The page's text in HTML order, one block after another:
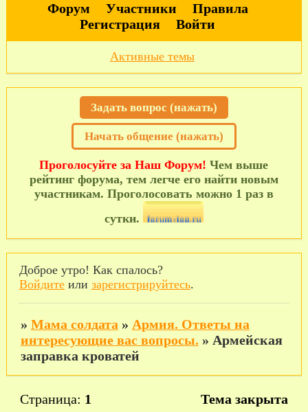
Форум Участники
Правила
Регистрация
Войти
Активные темы
Задать вопрос (нажать)
Начать общение (нажать)
Проголосуйте за Наш Форум! Чем выше
рейтинг форума, тем легче его найти новым
участникам. Проголосовать можно 1 раз в
сутки.
Доброе утро! Как спалось?
Войдитеили зарегистрируйтесь.
» Мама солдата » Армия. Ответы на
интересующие вас вопросы. » Армейская
заправка кроватей
Страница: 1 Тема закрыта